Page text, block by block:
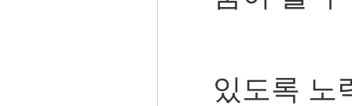
있도록 노